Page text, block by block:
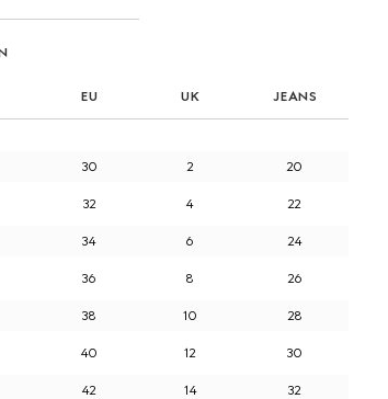
EU UK JEANS
30 2 20
32 4 22
34 6 24
36 8 26
38 10 28
40 12 30
42 14 32